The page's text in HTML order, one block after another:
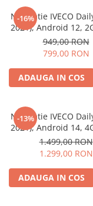
Navigatii Ford
Navigatii Opel
Navigatii Hyundai
Navigatii Toyota
Navigatii Dacia
Navigatii Audi
Navigatii BMW
Navigatii
Navigatii Fiat
-16%
Navigatie IVECO
2021), Android 12,
32GB, DSP, Carplay
auto, ecran 9
949,00 RON
799,00 RON
ADAUGA IN COS
-13%
Navigatie IVECO
2021), Android 14,
64GB, SLOT SIM 4G,
Carplay si Android
9 inch
1.499,00 RON
1.299,00 RON
ADAUGA IN COS